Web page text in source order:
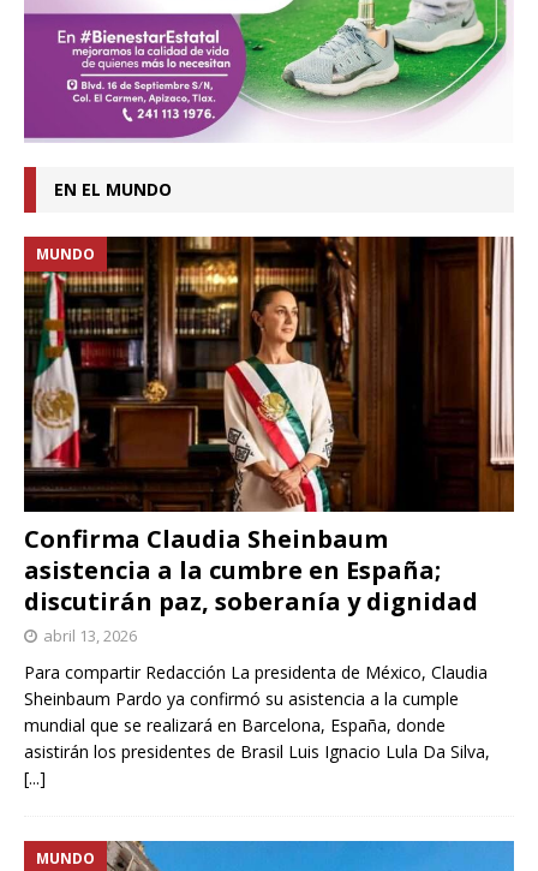
EN EL MUNDO
Confirma Claudia Sheinbaum
asistencia a la cumbre en España;
discutirán paz, soberanía y dignidad
MUNDO
abril 13, 2026
Para compartir Redacción La presidenta de México, Claudia
Sheinbaum Pardo ya confirmó su asistencia a la cumple
mundial que se realizará en Barcelona, España, donde
asistirán los presidentes de Brasil Luis Ignacio Lula Da Silva,
[...]
MUNDO